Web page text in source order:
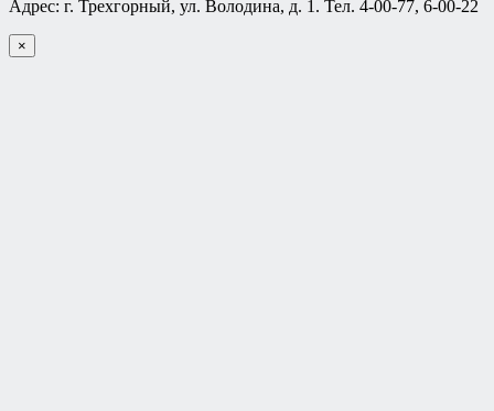
Адрес: г. Трехгорный, ул. Володина, д. 1. Тел. 4-00-77, 6-00-22
×